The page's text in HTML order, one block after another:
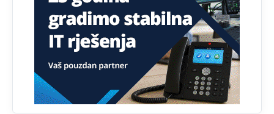
Proguglajte
Анонимно2810587 јуче
11:21
O kako su cudni lvi ljudi,uzeli bi sve da mogu...a ja srce
svima fajem,radujem se tudjoj sreci.I ko ima i ko nema
na iso ce mjesto leci!
Анонимно2810587 јуче
11:24